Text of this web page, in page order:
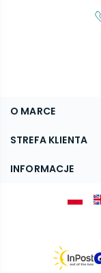
O MARCE
O nas
Blog
STREFA KLIENTA
FAQ
INFORMACJE